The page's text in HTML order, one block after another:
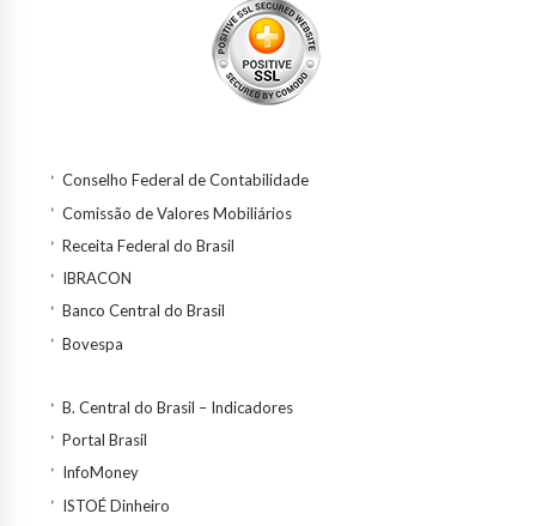
Conselho Federal de Contabilidade
Comissão de Valores Mobiliários
Receita Federal do Brasil
IBRACON
Banco Central do Brasil
Bovespa
B. Central do Brasil – Indicadores
Portal Brasil
InfoMoney
ISTOÉ Dinheiro